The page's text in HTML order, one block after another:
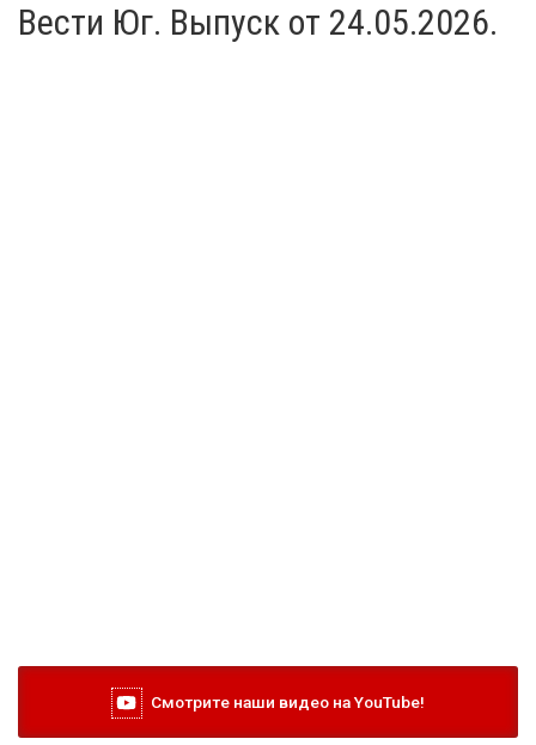
Вести Юг. Выпуск от 24.05.2026.
Смотрите наши видео на YouTube!